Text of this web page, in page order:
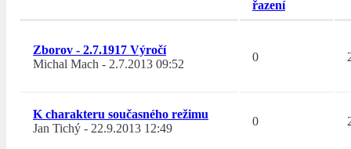
Zborov - 2.7.1917 Výročí
Michal Mach - 2.7.2013 09:52
0
K charakteru současného režimu
Jan Tichý - 22.9.2013 12:49
0